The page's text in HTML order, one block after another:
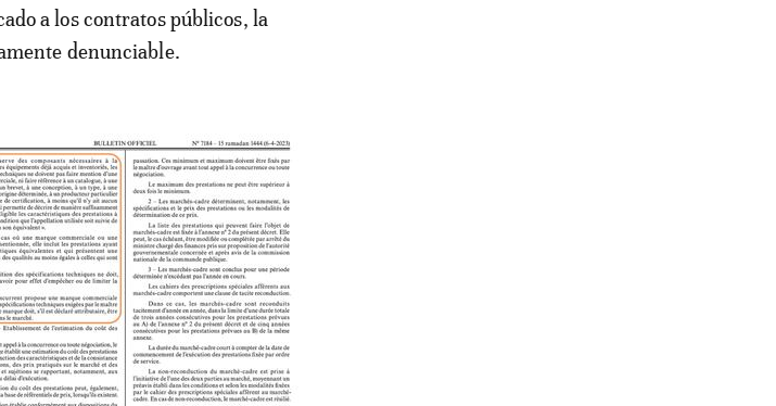
a los contratos públicos, la
denunciable.